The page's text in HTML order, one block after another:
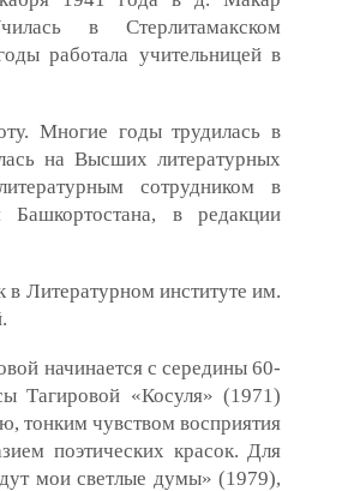
в Стерлитамакском
работала учительницей в
Многие годы трудилась в
на Высших литературных
сотрудником в
Башкортостана, в редакции
Литературном институте им.
начинается с середины 60-
Тагировой «Косуля» (1971)
тонким чувством восприятия
поэтических красок. Для
мои светлые думы» (1979),